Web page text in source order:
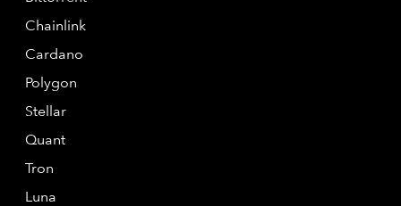
Chainlink
Cardano
Polygon
Stellar
Quant
Tron
Luna